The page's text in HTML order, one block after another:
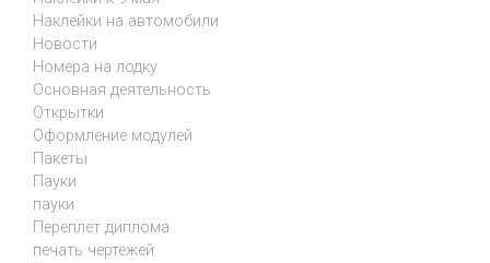
Наклейки на автомобили
Новости
Номера на лодку
Основная деятельность
Открытки
Оформление модулей
Пакеты
Пауки
пауки
Переплет диплома
печать чертежей